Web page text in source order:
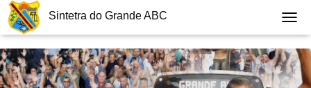
Sintetra do Grande ABC
G
G
L